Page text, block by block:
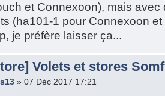
et Connexoon), mais
(ha101-1 pour Connexoon
je préfère laisser ça...
Volets et stores
» 07 Déc 2017 17:21